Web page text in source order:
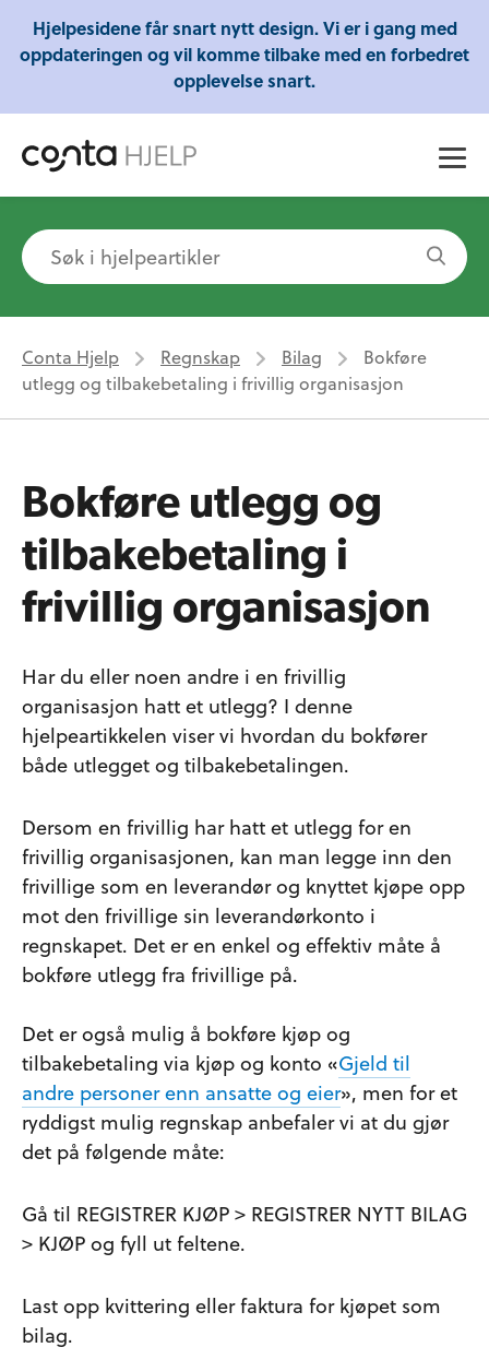
Gratis webinarer fra Conta - Lær om regnskap,
skatt og mye mer!
Conta Hjelp Regnskap Bilag
Bokføre
utlegg og tilbakebetaling i frivillig organisasjon
Bokføre utlegg og
tilbakebetaling i
frivillig organisasjon
Har du eller noen andre i en frivillig
organisasjon hatt et utlegg? I denne
hjelpeartikkelen viser vi hvordan du bokfører
både utlegget og tilbakebetalingen.
Dersom en frivillig har hatt et utlegg for en
frivillig organisasjonen, kan man legge inn den
frivillige som en leverandør og knyttet kjøpe opp
mot den frivillige sin leverandørkonto i
regnskapet. Det er en enkel og effektiv måte å
bokføre utlegg fra frivillige på.
Det er også mulig å bokføre kjøp og
tilbakebetaling via kjøp og konto «Gjeld til
andre personer enn ansatte og eier», men for et
ryddigst mulig regnskap anbefaler vi at du gjør
det på følgende måte:
Gå til REGISTRER KJØP > REGISTRER NYTT BILAG
> KJØP og fyll ut feltene.
Last opp kvittering eller faktura for kjøpet som
bilag.
Hjelpesidene får snart nytt design. Vi er i gang med
oppdateringen og vil komme tilbake med en forbedret
opplevelse snart.